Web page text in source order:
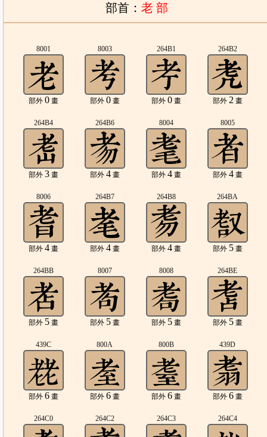
部首： 老 部
8001
部外 0畫
8003
部外 0畫
264B1
部外 0畫
264B2
部外 2 畫
264B4
部外 3畫
264B6
部外 4畫
8004
部外 4畫
8005
部外 4畫
8006
部外 4畫
264B7
部外 4畫
264B8
部外 4畫
264BA
部外 5畫
264BB
部外 5畫
8007
部外 5畫
8008
部外 5畫
264BE
部外 5畫
439C
部外 6畫
800A
部外 6畫
800B
部外 6畫
439D
部外 6畫
264C0 264C2 264C3 264C4